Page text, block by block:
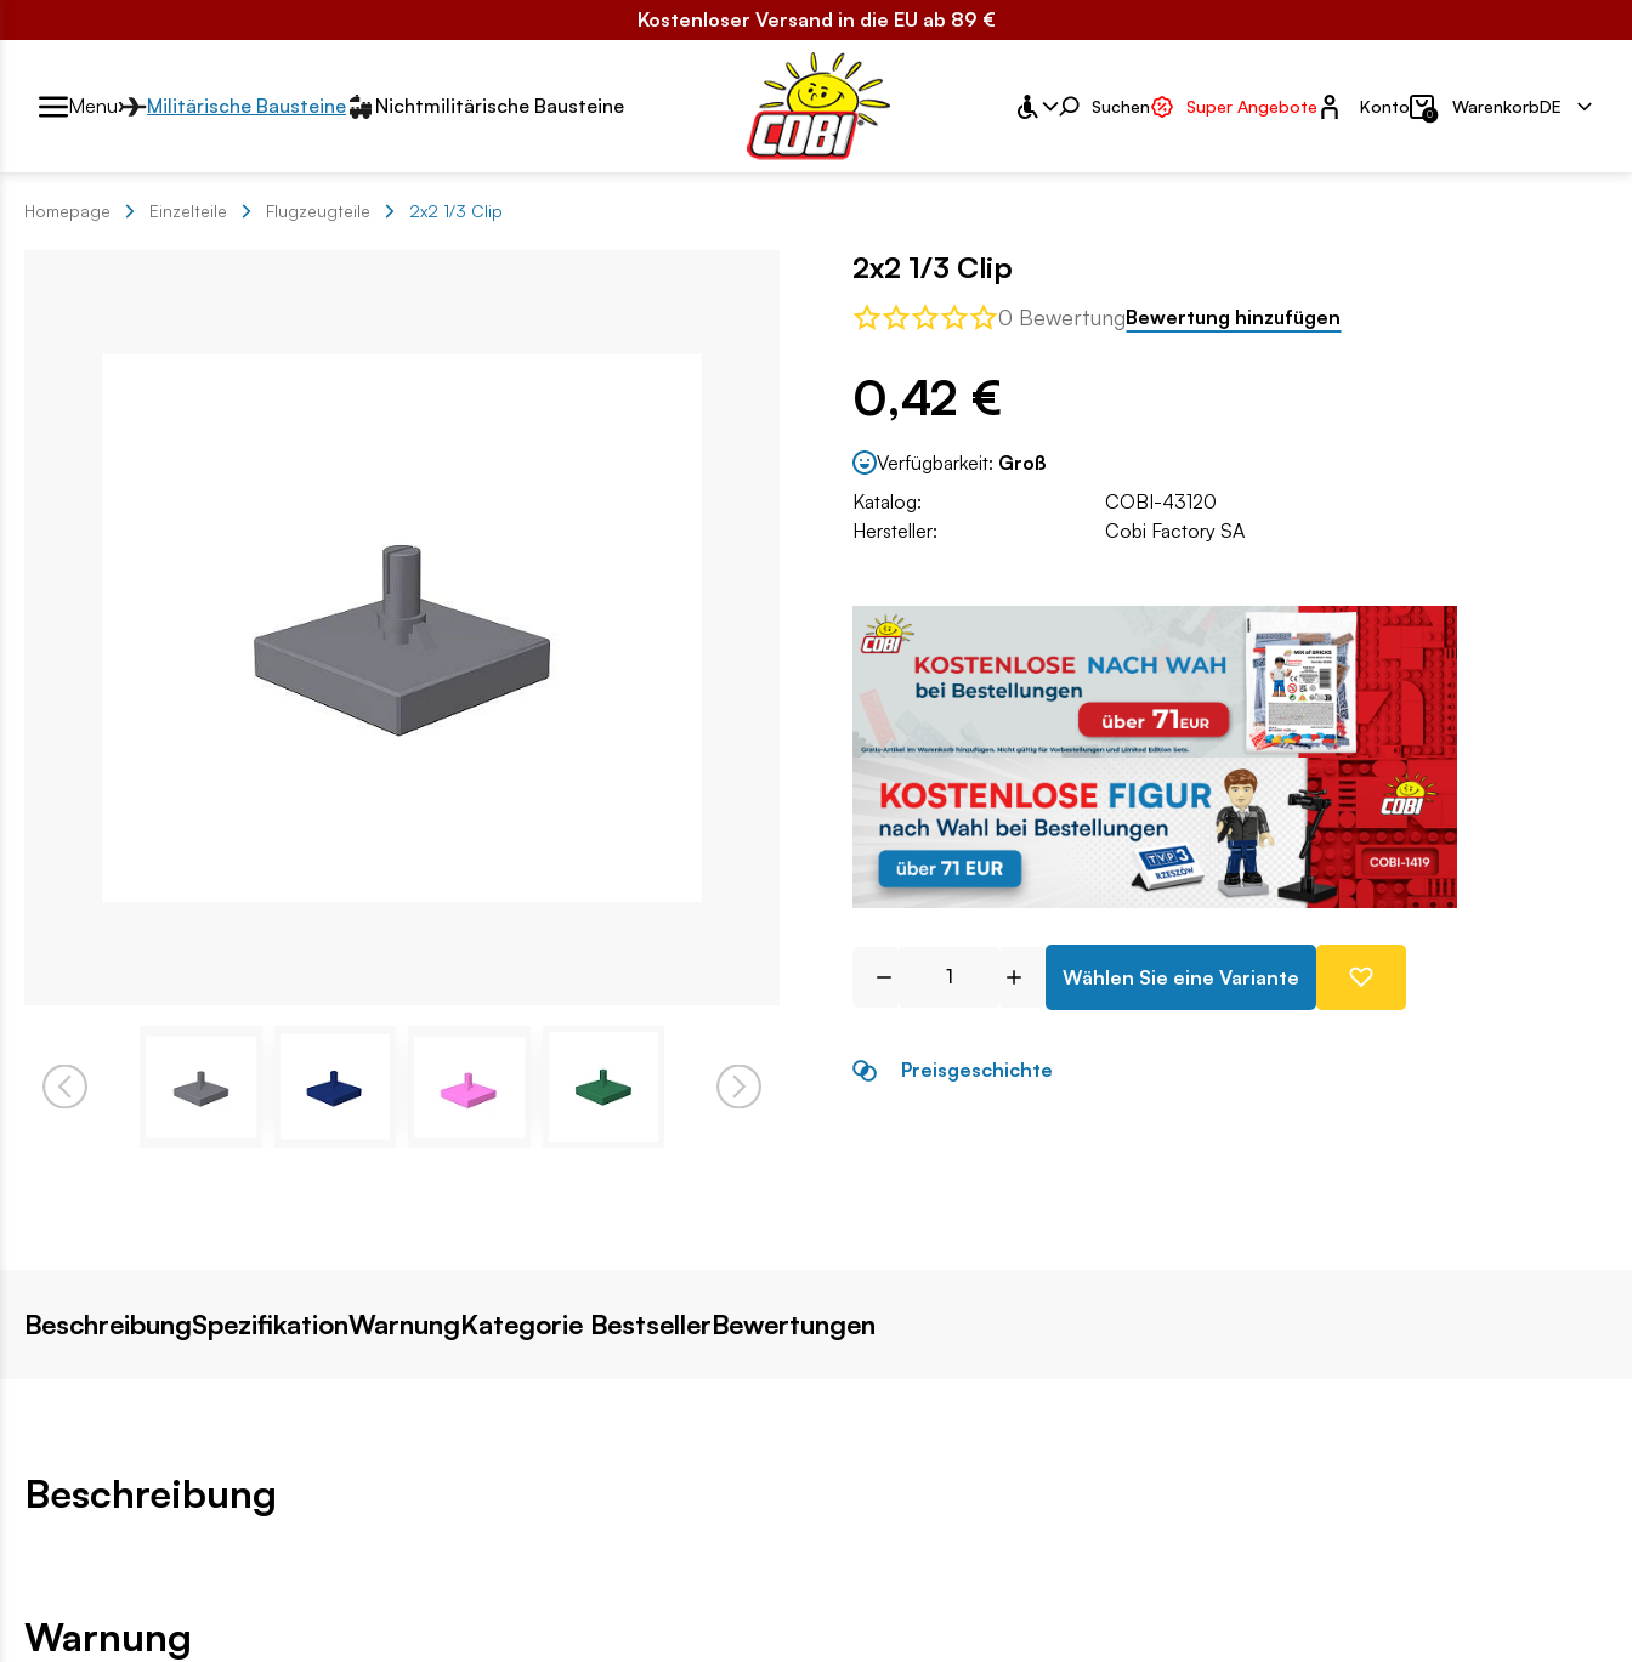
Kostenloser Versand in die EU ab 89 €
Przełącznik segmentów2
Menu Militärische Bausteine Nichtmilitärische Bausteine Suchen Super Angebote Konto
Konto 0 WarenkorbDE
Homepage Einzelteile Flugzeugteile 2x2 1/3 Clip
2x2 1/3 Clip
0 BewertungBewertung hinzufügen
0,42 €
Verfügbarkeit: Groß
Katalog:
COBI-43120
Hersteller:
Cobi Factory SA
Wählen Sie eine Variante
Preisgeschichte
BeschreibungSpezifikationWarnungKategorie BestsellerBewertungen
Beschreibung
Warnung